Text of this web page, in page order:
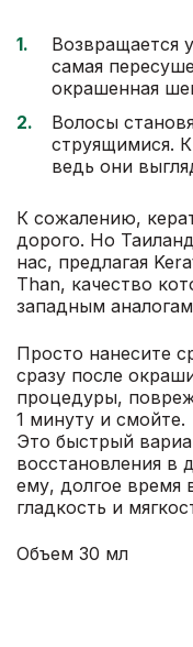
Возвращается
самая
окрашенная
Волосы
струящимися.
ведь они
К сожалению,
дорого. Но
нас, предлагая
Than, качество
западным
Просто нанесите
сразу после
процедуры,
1 минуту и смойте.
Это быстрый
восстановления в
ему, долгое время
гладкость и
Объем 30 мл